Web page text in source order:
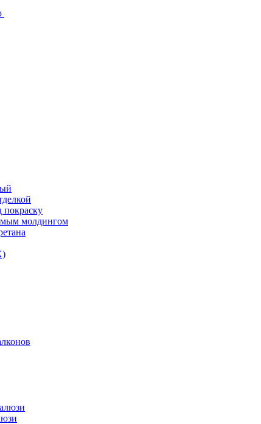
молдингом